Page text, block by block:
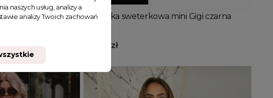
Mine zielony Sukienka sweterkowa mini Gigi czarna
159,99 zł
naszych usług, analizy a
analizy Twoich zachowań